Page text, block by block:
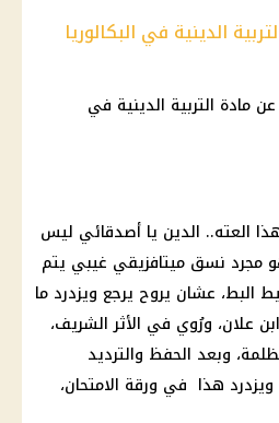
الدينية في البكالوريا
التربية الدينية في
العته.. الدين يا أصدقائي ليس
مجرد نسق ميتافزيقي غيبي يتم
البط، عشان يروح يرجع ويزدرد ما
علان، ورُوي في الأثر الشريف،
وبعد الحفظ والترديد
هذا في ورقة الامتحان،